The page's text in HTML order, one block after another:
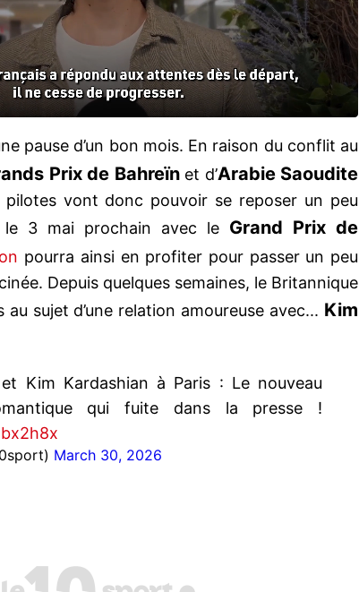
pause d’un bon mois. En raison du conflit au
Prix de Bahreïn et d’Arabie Saoudite
pilotes vont donc pouvoir se reposer un peu
le 3 mai prochain avec le Grand Prix de
pourra ainsi en profiter pour passer un peu
Depuis quelques semaines, le Britannique
au sujet d’une relation amoureuse avec... Kim
Kim Kardashian à Paris : Le nouveau
qui fuite dans la presse !
March 30, 2026